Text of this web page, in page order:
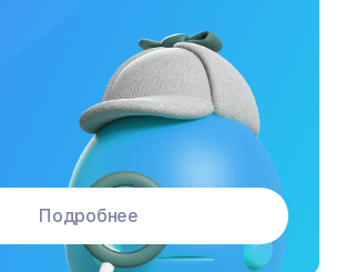
Подробнее